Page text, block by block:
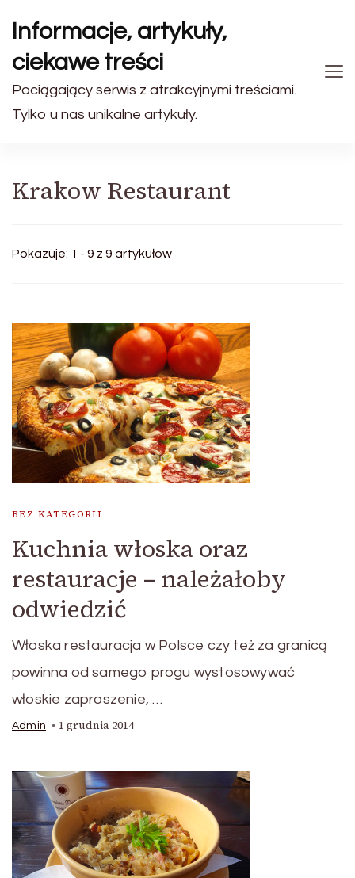
Informacje, artykuły,
ciekawe treści
Pociągający serwis z atrakcyjnymi treściami.
Tylko u nas unikalne artykuły.
Krakow Restaurant
Pokazuje: 1 - 9 z 9 artykułów
BEZ KATEGORII
Kuchnia włoska oraz
restauracje – należałoby
odwiedzić
Włoska restauracja w Polsce czy też za granicą
powinna od samego progu wystosowywać
włoskie zaproszenie, …
Admin 1 grudnia 2014